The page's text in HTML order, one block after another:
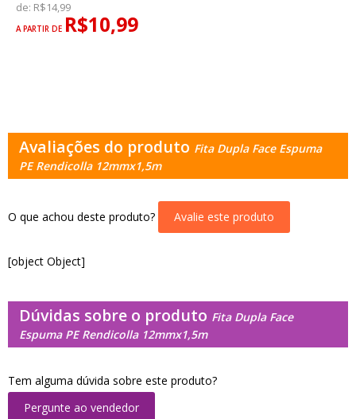
de: R$14,99
A PARTIR DE R$10,99
Avaliações do produto Fita Dupla Face Espuma
PE Rendicolla 12mmx1,5m
O que achou deste produto? Avalie este produto
[object Object]
Dúvidas sobre o produto Fita Dupla Face
Espuma PE Rendicolla 12mmx1,5m
Tem alguma dúvida sobre este produto?
Pergunte ao vendedor